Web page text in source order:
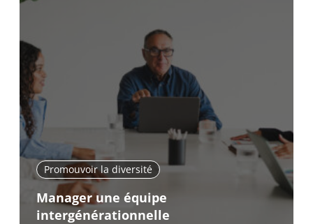
Promouvoir la diversité
Manager une équipe
intergénérationnelle